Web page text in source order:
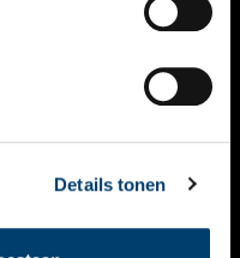
Details tonen